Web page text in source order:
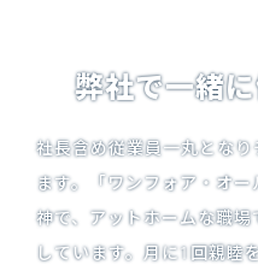
弊社で一緒
社長含め従業員一丸とな
ます。「ワンフォア・オ
神で、アットホームな職
しています。月に1回親睦